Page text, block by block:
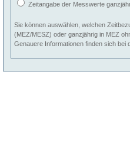
Zeitangabe der Messwerte
Sie können auswählen, welchen
(MEZ/MESZ) oder ganzjährig in MEZ
Genauere Informationen finden sich bei